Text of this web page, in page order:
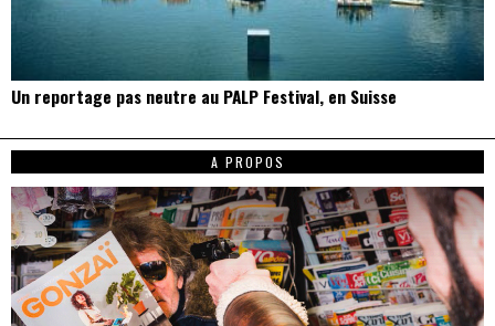
Un reportage pas neutre au PALP Festival, en Suisse
A PROPOS